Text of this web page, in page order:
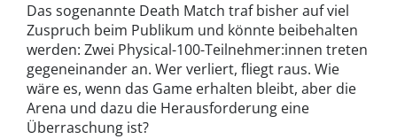
Das sogenannte Death Match traf bisher auf viel
Zuspruch beim Publikum und könnte beibehalten
werden: Zwei Physical-100-Teilnehmer:innen treten
gegeneinander an. Wer verliert, fliegt raus. Wie
wäre es, wenn das Game erhalten bleibt, aber die
Arena und dazu die Herausforderung eine
Überraschung ist?